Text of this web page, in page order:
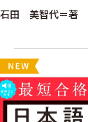
石田 美智代＝著